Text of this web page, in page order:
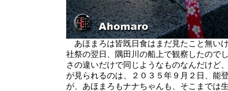
あほまろは皆既日食はまだ見たこと無い
社祭の翌日、隅田川の船上で観察したので
さの違いだけで同じようなものなんだけど
が見られるのは、２０３５年９月２日、能
が、あほまろもナナちゃんも、そこまでは